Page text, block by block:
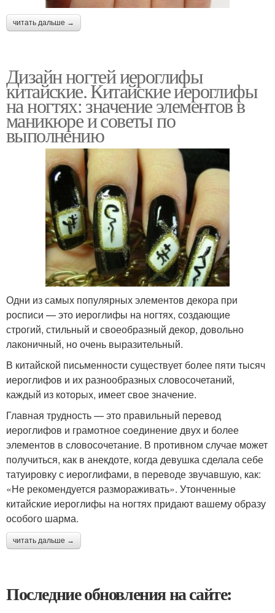
читать дальше →
Дизайн ногтей иероглифы
китайские. Китайские иероглифы
на ногтях: значение элементов в
маникюре и советы по
выполнению
Одни из самых популярных элементов декора при
росписи — это иероглифы на ногтях, создающие
строгий, стильный и своеобразный декор, довольно
лаконичный, но очень выразительный.
В китайской письменности существует более пяти тысяч
иероглифов и их разнообразных словосочетаний,
каждый из которых, имеет свое значение.
Главная трудность — это правильный перевод
иероглифов и грамотное соединение двух и более
элементов в словосочетание. В противном случае может
получиться, как в анекдоте, когда девушка сделала себе
татуировку с иероглифами, в переводе звучавшую, как:
«Не рекомендуется размораживать». Утонченные
китайские иероглифы на ногтях придают вашему образу
особого шарма.
читать дальше →
Последние обновления на сайте: